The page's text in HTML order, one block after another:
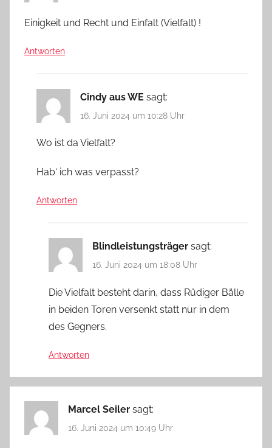
Einigkeit und Recht und Einfalt (Vielfalt) !
Antworten
Cindy aus WE sagt:
16. Juni 2024 um 10:28 Uhr
Wo ist da Vielfalt?
Hab‘ ich was verpasst?
Antworten
Blindleistungsträger sagt:
16. Juni 2024 um 18:08 Uhr
Die Vielfalt besteht darin, dass Rüdiger Bälle
in beiden Toren versenkt statt nur in dem
des Gegners.
Antworten
Marcel Seiler sagt:
16. Juni 2024 um 10:49 Uhr